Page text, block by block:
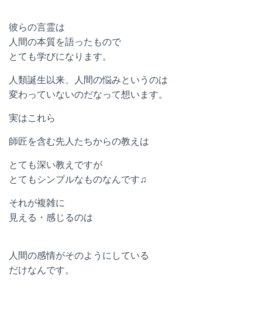
彼らの言霊は
人間の本質を語ったもので
とても学びになります。
人類誕生以来、人間の悩みというのは
変わっていないのだなって想います。
実はこれら
師匠を含む先人たちからの教えは
とても深い教えですが
とてもシンプルなものなんです♫
それが複雑に
見える・感じるのは
人間の感情がそのようにしている
だけなんです。